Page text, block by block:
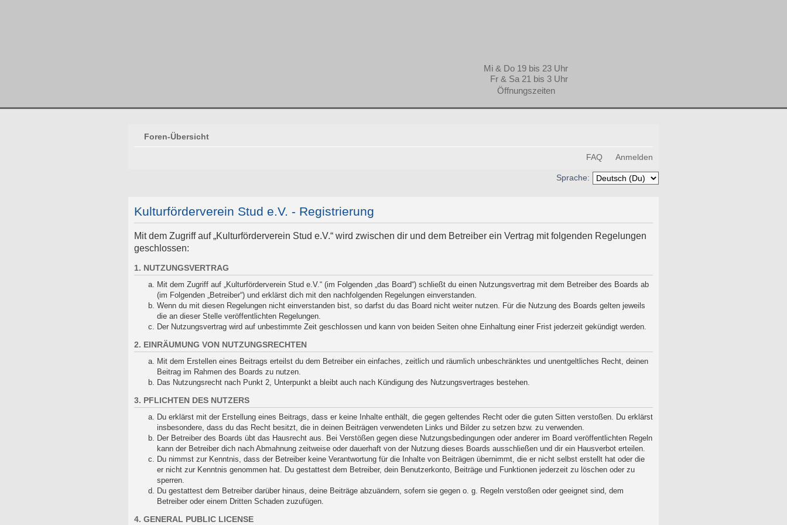
Foren-Übersicht
FAQ Anmelden
Sprache:
Kulturförderverein Stud e.V. - Registrierung
Mit dem Zugriff auf „Kulturförderverein Stud e.V.“ wird zwischen dir und dem Betreiber ein Vertrag mit folgenden Regelungen
geschlossen:
1. NUTZUNGSVERTRAG
Mit dem Zugriff auf „Kulturförderverein Stud e.V.“ (im Folgenden „das Board“) schließt du einen Nutzungsvertrag mit dem Betreiber des Boards ab
(im Folgenden „Betreiber“) und erklärst dich mit den nachfolgenden Regelungen einverstanden.
Wenn du mit diesen Regelungen nicht einverstanden bist, so darfst du das Board nicht weiter nutzen. Für die Nutzung des Boards gelten jeweils
die an dieser Stelle veröffentlichten Regelungen.
Der Nutzungsvertrag wird auf unbestimmte Zeit geschlossen und kann von beiden Seiten ohne Einhaltung einer Frist jederzeit gekündigt werden.
2. EINRÄUMUNG VON NUTZUNGSRECHTEN
Mit dem Erstellen eines Beitrags erteilst du dem Betreiber ein einfaches, zeitlich und räumlich unbeschränktes und unentgeltliches Recht, deinen
Beitrag im Rahmen des Boards zu nutzen.
Das Nutzungsrecht nach Punkt 2, Unterpunkt a bleibt auch nach Kündigung des Nutzungsvertrages bestehen.
3. PFLICHTEN DES NUTZERS
Du erklärst mit der Erstellung eines Beitrags, dass er keine Inhalte enthält, die gegen geltendes Recht oder die guten Sitten verstoßen. Du erklärst
insbesondere, dass du das Recht besitzt, die in deinen Beiträgen verwendeten Links und Bilder zu setzen bzw. zu verwenden.
Der Betreiber des Boards übt das Hausrecht aus. Bei Verstößen gegen diese Nutzungsbedingungen oder anderer im Board veröffentlichten Regeln
kann der Betreiber dich nach Abmahnung zeitweise oder dauerhaft von der Nutzung dieses Boards ausschließen und dir ein Hausverbot erteilen.
Du nimmst zur Kenntnis, dass der Betreiber keine Verantwortung für die Inhalte von Beiträgen übernimmt, die er nicht selbst erstellt hat oder die
er nicht zur Kenntnis genommen hat. Du gestattest dem Betreiber, dein Benutzerkonto, Beiträge und Funktionen jederzeit zu löschen oder zu
sperren.
Du gestattest dem Betreiber darüber hinaus, deine Beiträge abzuändern, sofern sie gegen o. g. Regeln verstoßen oder geeignet sind, dem
Betreiber oder einem Dritten Schaden zuzufügen.
4. GENERAL PUBLIC LICENSE